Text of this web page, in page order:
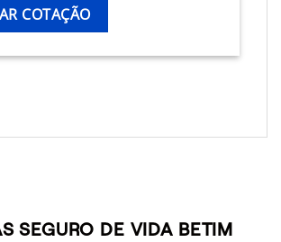
COTAÇÃO
SEGURO DE VIDA BETIM